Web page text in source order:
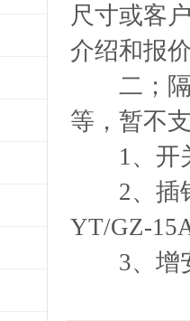
尺寸或客
介绍和报
二；隔
等，暂不
1、开关
2、插销
YT/GZ-
3、增安